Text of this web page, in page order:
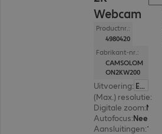
Webcam
Productnr.:
4980420
Fabrikant-nr.:
CAMSOLOM
ON2KW200
Uitvoering: Europa
(Max.) resolutie:
Digitale zoom:
Autofocus:Nee
Aansluitingen: